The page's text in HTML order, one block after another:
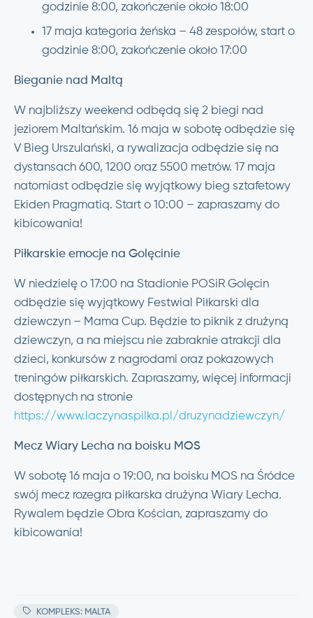
godzinie 8:00, zakończenie około 18:00
17 maja kategoria żeńska – 48 zespołów, start o
godzinie 8:00, zakończenie około 17:00
Bieganie nad Maltą
W najbliższy weekend odbędą się 2 biegi nad
jeziorem Maltańskim. 16 maja w sobotę odbędzie się
V Bieg Urszulański, a rywalizacja odbędzie się na
dystansach 600, 1200 oraz 5500 metrów. 17 maja
natomiast odbędzie się wyjątkowy bieg sztafetowy
Ekiden Pragmatiq. Start o 10:00 – zapraszamy do
kibicowania!
Piłkarskie emocje na Golęcinie
W niedzielę o 17:00 na Stadionie POSiR Golęcin
odbędzie się wyjątkowy Festwial Piłkarski dla
dziewczyn – Mama Cup. Będzie to piknik z drużyną
dziewczyn, a na miejscu nie zabraknie atrakcji dla
dzieci, konkursów z nagrodami oraz pokazowych
treningów piłkarskich. Zapraszamy, więcej informacji
dostępnych na stronie
https://www.laczynaspilka.pl/druzynadziewczyn/
Mecz Wiary Lecha na boisku MOS
W sobotę 16 maja o 19:00, na boisku MOS na Śródce
swój mecz rozegra piłkarska drużyna Wiary Lecha.
Rywalem będzie Obra Kościan, zapraszamy do
kibicowania!
KOMPLEKS: MALTA